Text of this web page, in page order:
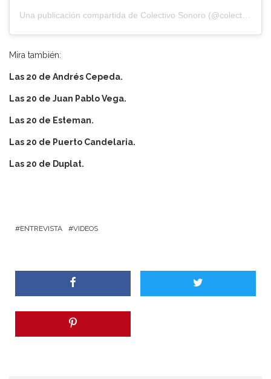
Mira también:
Las 20 de Andrés Cepeda.
Las 20 de Juan Pablo Vega.
Las 20 de Esteman.
Las 20 de Puerto Candelaria.
Las 20 de Duplat.
ENTREVISTA VIDEOS